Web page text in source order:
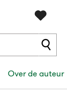
Over de auteur